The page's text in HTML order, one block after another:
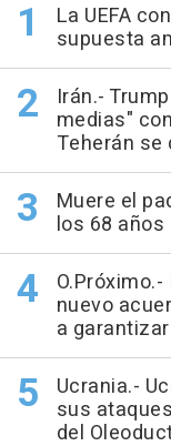
La UEFA
supuesta
Irán.-
medias"
Teherán
Muere el
los 68 años
nuevo
a
Ucrania.-
sus
del